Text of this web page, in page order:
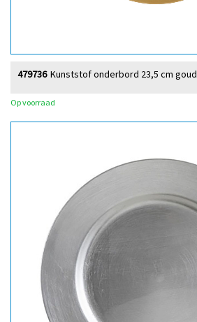
Kunststof onderbord 23,5 cm goud
479736
Op voorraad